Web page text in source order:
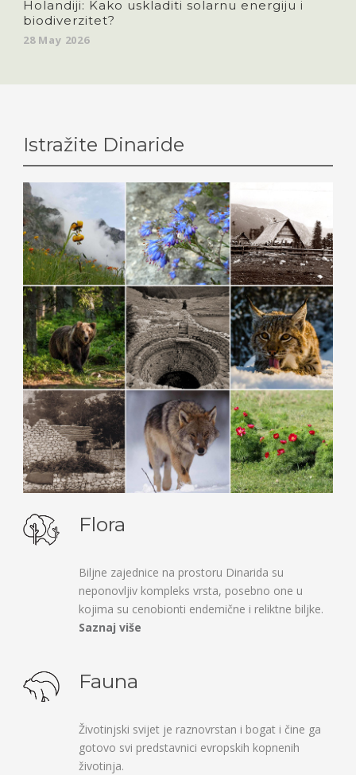
Holandiji: Kako uskladiti solarnu energiju i
biodiverzitet?
28 May 2026
Istražite Dinaride
Flora
Biljne zajednice na prostoru Dinarida su
neponovljiv kompleks vrsta, posebno one u
kojima su cenobionti endemične i reliktne biljke.
Saznaj više
Fauna
Životinjski svijet je raznovrstan i bogat i čine ga
gotovo svi predstavnici evropskih kopnenih
životinja.